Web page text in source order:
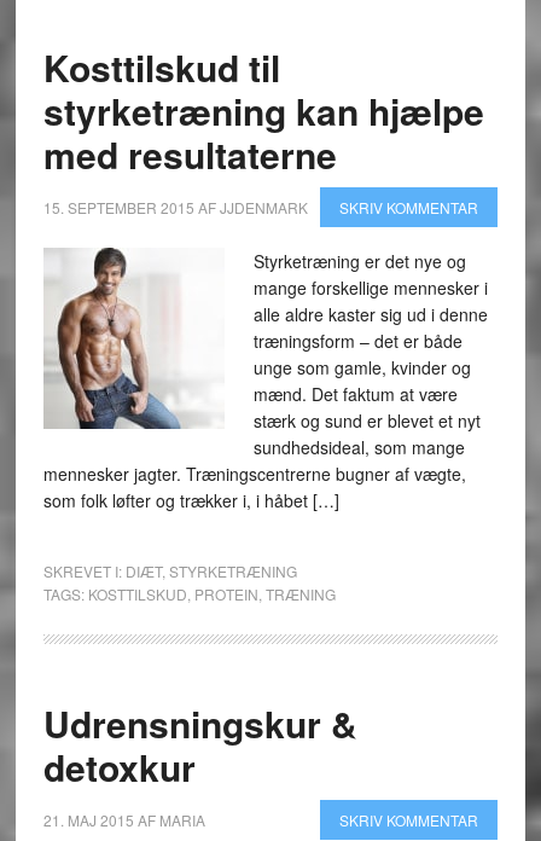
Kosttilskud til
styrketræning kan hjælpe
med resultaterne
15. SEPTEMBER 2015 AFJJDENMARK SKRIV KOMMENTAR
Styrketræning er det nye og
mange forskellige mennesker i
alle aldre kaster sig ud i denne
træningsform – det er både
unge som gamle, kvinder og
mænd. Det faktum at være
stærk og sund er blevet et nyt
sundhedsideal, som mange
mennesker jagter. Træningscentrerne bugner af vægte,
som folk løfter og trækker i, i håbet […]
SKREVET I: DIÆT, STYRKETRÆNING
TAGS: KOSTTILSKUD PROTEIN TRÆNING
Udrensningskur &
detoxkur
21. MAJ 2015 AF MARIA SKRIV KOMMENTAR